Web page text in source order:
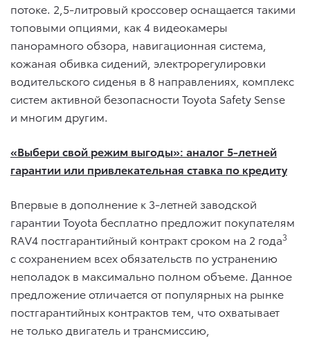
потоке. 2,5-литровый кроссовер оснащается такими
топовыми опциями, как 4 видеокамеры
панорамного обзора, навигационная система,
кожаная обивка сидений, электрорегулировки
водительского сиденья в 8 направлениях, комплекс
систем активной безопасности Toyota Safety Sense
и многим другим.
«Выбери свой режим выгоды»: аналог 5-летней
гарантии или привлекательная ставка по кредиту
Впервые в дополнение к 3-летней заводской
гарантии Toyota бесплатно предложит покупателям
RAV4 постгарантийный контракт сроком на 2 года3
с сохранением всех обязательств по устранению
неполадок в максимально полном объеме. Данное
предложение отличается от популярных на рынке
постгарантийных контрактов тем, что охватывает
не только двигатель и трансмиссию,